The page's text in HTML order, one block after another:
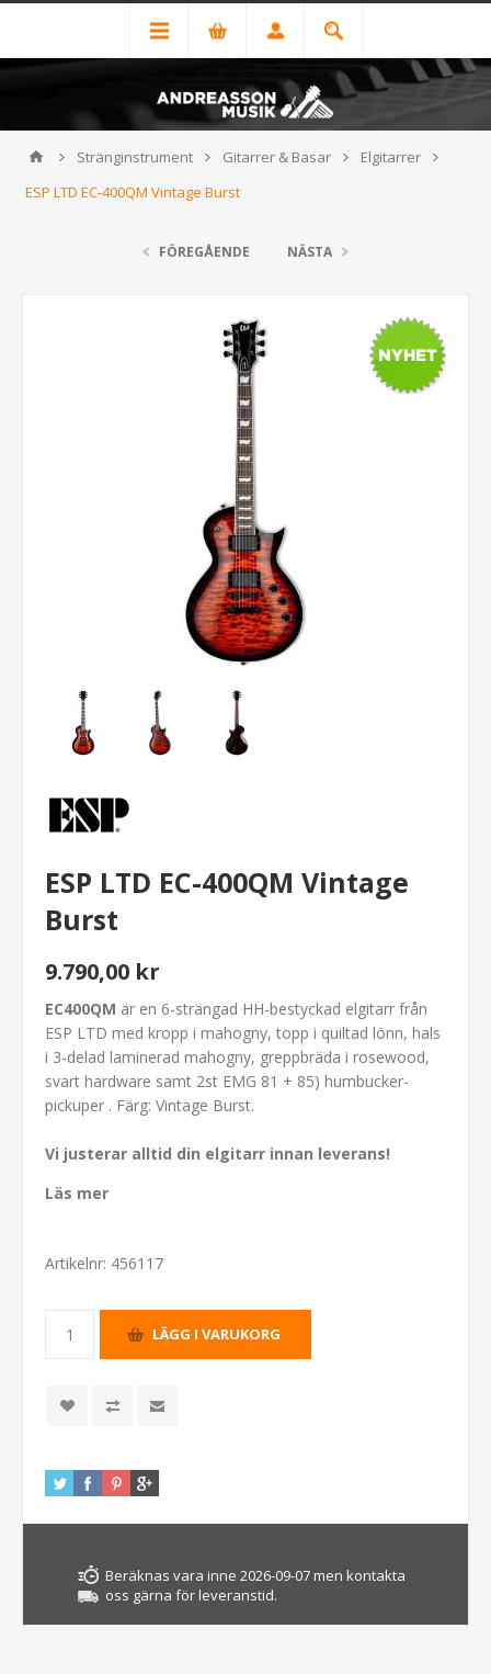
Stränginstrument Gitarrer & Basar
Elgitarrer
ESP LTD EC-400QM Vintage Burst
FÖREGÅENDE NÄSTA
ESP LTD EC-400QM Vintage
Burst
9.790,00 kr
EC400QM är en 6-strängad HH-bestyckad elgitarr från
ESP LTD med kropp i mahogny, topp i quiltad lönn, hals
i 3-delad laminerad mahogny, greppbräda i rosewood,
svart hardware samt 2st EMG 81 + 85) humbucker-
pickuper . Färg: Vintage Burst.
Vi justerar alltid din elgitarr innan leverans!
Läs mer
Artikelnr: 456117
Beräknas vara inne 2026-09-07 men kontakta
oss gärna för leveranstid.